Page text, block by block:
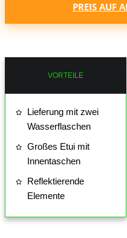
PREIS AUF
VORTEILE
Lieferung mit zwei
Wasserflaschen
Großes Etui mit
Innentaschen
Reflektierende
Elemente